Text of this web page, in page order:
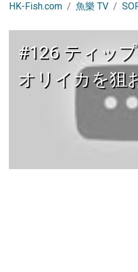
HK-Fish.com 魚樂 TV
#126 ティッ
オリイカを狙